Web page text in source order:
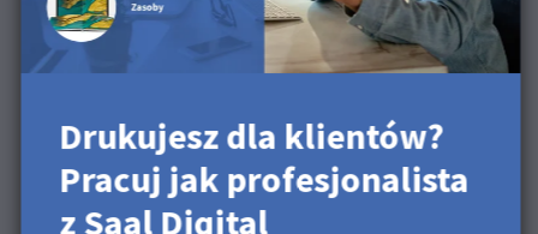
Drukujesz dla klientów?
Pracuj jak profesjonalista
z Saal Digital